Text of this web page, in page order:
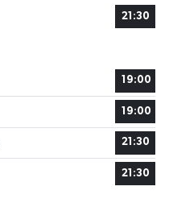
21:30
19:00
19:00
21:30
21:30